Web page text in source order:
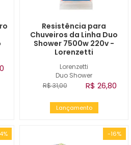
Lorenzetti
Duo Shower
Resistência para
Chuveiros da Linha Duo
Shower 7500w 220v -
Lorenzetti
R$ 31,00 R$ 26,80
Lançamento
-16%